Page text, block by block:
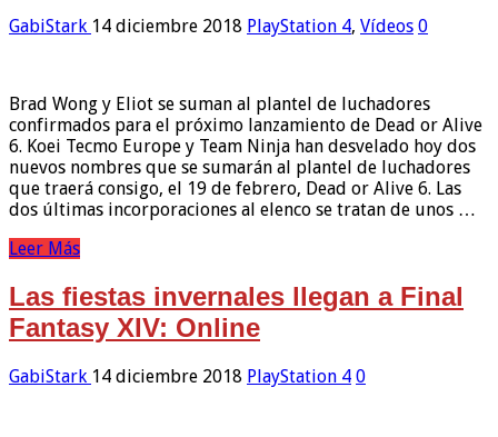
GabiStark 14 diciembre 2018 PlayStation 4, Vídeos 0
Brad Wong y Eliot se suman al plantel de luchadores
confirmados para el próximo lanzamiento de Dead or Alive
6. Koei Tecmo Europe y Team Ninja han desvelado hoy dos
nuevos nombres que se sumarán al plantel de luchadores
que traerá consigo, el 19 de febrero, Dead or Alive 6. Las
dos últimas incorporaciones al elenco se tratan de unos …
Leer Más
Las fiestas invernales llegan a Final
Fantasy XIV: Online
GabiStark 14 diciembre 2018 PlayStation 4 0